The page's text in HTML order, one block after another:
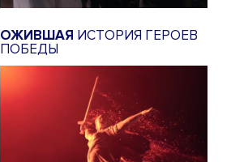
ОЖИВШАЯ ИСТОРИЯ ГЕРОЕВ
ПОБЕДЫ